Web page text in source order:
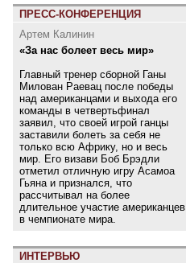
ПРЕСС-КОНФЕРЕНЦИЯ
Артем Калинин
«За нас болеет весь мир»
Главный тренер сборной Ганы
Милован Раевац после победы
над американцами и выхода его
команды в четвертьфинал
заявил, что своей игрой ганцы
заставили болеть за себя не
только всю Африку, но и весь
мир. Его визави Боб Брэдли
отметил отличную игру Асамоа
Гьяна и признался, что
рассчитывал на более
длительное участие американцев
в чемпионате мира.
ИНТЕРВЬЮ